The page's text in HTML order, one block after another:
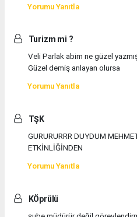
Yorumu Yanıtla
Turizm mi ?
Veli Parlak abim ne güzel
Güzel demiş anlayan olursa
Yorumu Yanıtla
TŞK
GURURURRR DUYDUM
ETKİNLİĞİNDEN
Yorumu Yanıtla
KÖprülü